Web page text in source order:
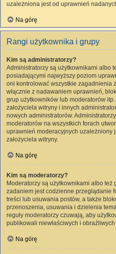
uzależniona jest od uprawnień
Na górę
Rangi użytkownika i grupy
Kim są administratorzy?
Administratorzy są użytkownikami albo
posiadającymi najwyższy poziom
oni kontrolować wszystkie zagadnienia
włącznie z nadawaniem uprawnień,
grup użytkowników lub moderatorów
założyciela witryny i innych
nowych administratorów.
moderatorów na wszystkich forach
uprawnień moderacyjnych uzależniony
założyciela witryny.
Na górę
Kim są moderatorzy?
Moderatorzy są użytkownikami albo też
zadaniem jest codzienne przeglądanie
treści lub usuwania postów, a także
przenoszenia, usuwania i dzielenia
reguły moderatorzy czuwają, aby
publikowali niewłaściwych i obraźliwych
Na górę